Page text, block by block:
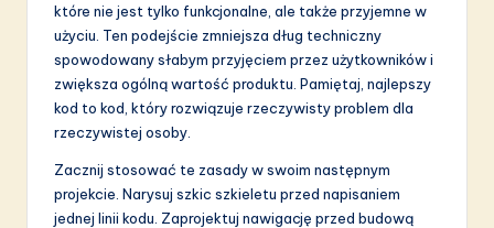
które nie jest tylko funkcjonalne, ale także przyjemne w
użyciu. Ten podejście zmniejsza dług techniczny
spowodowany słabym przyjęciem przez użytkowników i
zwiększa ogólną wartość produktu. Pamiętaj, najlepszy
kod to kod, który rozwiązuje rzeczywisty problem dla
rzeczywistej osoby.
Zacznij stosować te zasady w swoim następnym
projekcie. Narysuj szkic szkieletu przed napisaniem
jednej linii kodu. Zaprojektuj nawigację przed budową